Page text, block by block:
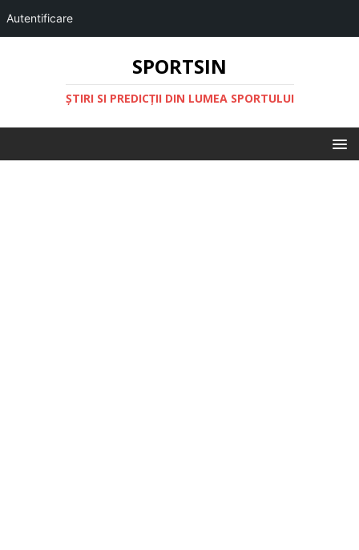
Autentificare
SPORTSIN
ŞTIRI SI PREDICŢII DIN LUMEA SPORTULUI